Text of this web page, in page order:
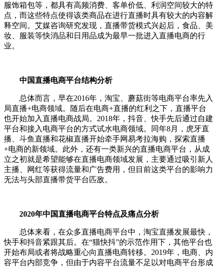
服饰箱包等，都具有高频消费、客单价低、利润空间较大的特
点，而这些特点使得该类商品在进行直播时具有较大的内容解
释空间。艾媒咨询研究发现，直播带货模式兴起后，食品、美
妆、服装等快消品和日用品成为最早一批进入直播电商的行
业。
中国直播电商平台结构分析
总体而言，早在2016年，淘宝、蘑菇街等电商平台率先入
局直播+电商领域。随后在电商+直播的红利之下，直播平台
也开始加入直播电商战局。2018年，抖音、快手先后通过自建
平台和接入电商平台的方式试水电商领域。同年8月，虎牙直
播、斗鱼直播和花椒直播开始牵手网易考拉海购，探索直播
+电商的新领域。此外，还有一类新兴的直播电商平台，从成
立之初就是希望能够在直播电商领域发展，主要通过吸引新人
主播、网红等获得流量和广告费用，但目前这类平台的影响力
无法与头部直播带货平台匹敌。
2020年中国直播电商平台特点及痛点分析
总体来看，在众多直播电商平台中，淘宝直播发展最快，
快手和抖音紧跟其后。在“猫快抖”的示范作用下，其他平台也
开始布局或者将战略重心向直播电商转移。2019年，电商、内
容平台内部竞争，但由于内容平台流量不足以对电商平台形成